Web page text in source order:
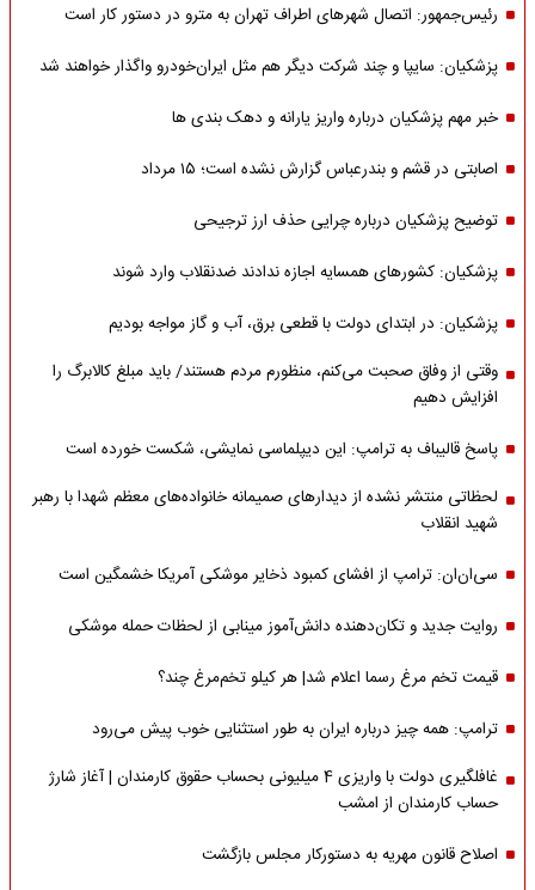
رئیس‌جمهور: اتصال شهرهای اطراف تهران به مترو در دستور کار است
پزشکیان: سایپا و چند شرکت دیگر هم مثل ایران‌خودرو واگذار خواهند شد
خبر مهم پزشکیان درباره واریز یارانه و دهک بندی ها
اصابتی در قشم و بندرعباس گزارش نشده است؛ ۱۵ مرداد
توضیح پزشکیان درباره چرایی حذف ارز ترجیحی
پزشکیان: کشورهای همسایه اجازه ندادند ضدنقلاب وارد شوند
پزشکیان: در ابتدای دولت با قطعی برق، آب و گاز مواجه بودیم
وقتی از وفاق صحبت می‌کنم، منظورم مردم هستند/ باید مبلغ کالابرگ را
افزایش دهیم
پاسخ قالیباف به ترامپ: این دیپلماسی نمایشی، شکست خورده است
لحظاتی منتشر نشده از دیدارهای صمیمانه خانواده‌های معظم شهدا با رهبر
شهید انقلاب
سی‌ان‌ان: ترامپ از افشای کمبود ذخایر موشکی آمریکا خشمگین است
روایت جدید و تکان‌دهنده دانش‌آموز مینابی از لحظات حمله موشکی
قیمت تخم مرغ رسما اعلام شد| هر کیلو تخم‌مرغ چند؟
ترامپ: همه چیز درباره ایران به طور استثنایی خوب پیش می‌رود
غافلگیری دولت با واریزی 4 میلیونی بحساب حقوق کارمندان | آغاز شارژ
حساب کارمندان از امشب
اصلاح قانون مهریه به دستورکار مجلس بازگشت